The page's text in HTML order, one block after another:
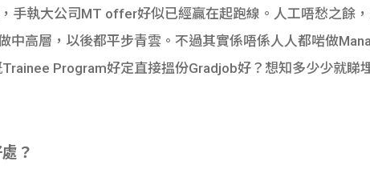
手執大公司MT offer好似已經贏在起跑線。人工唔愁之餘
中高層，以後都平步青雲。不過其實係唔係人人都啱做
Program好定直接搵份Gradjob好？想知多少少就睇
？